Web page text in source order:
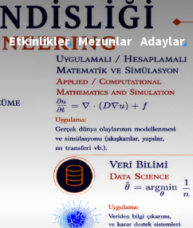
Etkinlikler Mezunlar Adaylar